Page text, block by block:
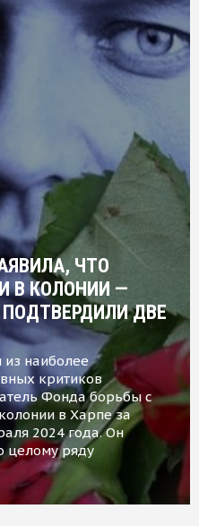
ЧТО
В КОЛОНИИ —
ДВЕ
наиболее
критиков
Фонда борьбы с
в Харпе за
2024 года. Он
целому ряду